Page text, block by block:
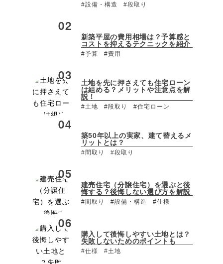
#設備・構造 #段取り
新築平屋の費用相場は？予算感と
コストを抑えるテクニックを紹介
#予算 #費用
土地を先に押さえても住宅ローン
は組める？メリットや注意点を解
説！
#土地 #段取り #住宅ローン
築50年以上の実家、建て替えるメ
リットとは？
#間取り #段取り
建売住宅（分譲住宅）を選ぶと後
悔する？後悔しない選び方を解説
#間取り #設備・構造 #仕様
購入して後悔しやすい土地とは？
失敗しないためのポイントも
#仕様 #土地